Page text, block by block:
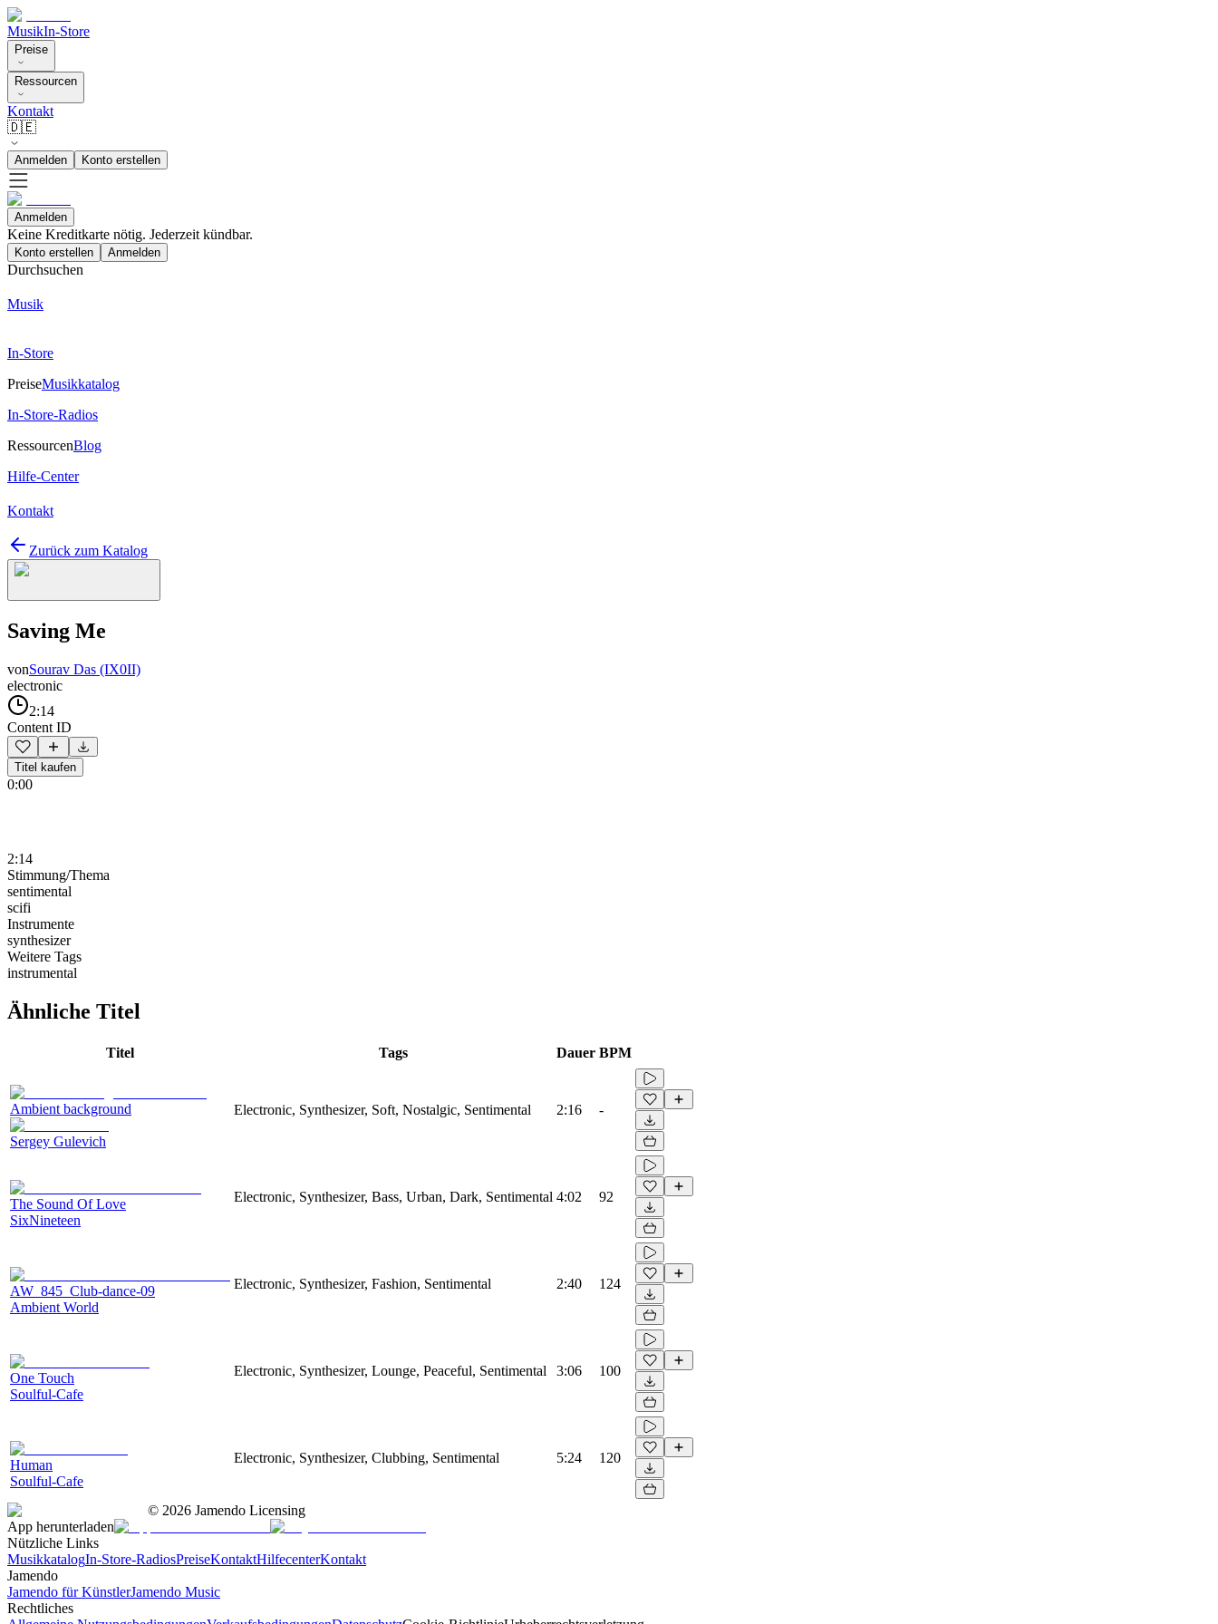
MusikIn-Store
Preise
Ressourcen
Kontakt
🇩🇪
Anmelden Konto erstellen
Anmelden
Keine Kreditkarte nötig. Jederzeit kündbar.
Konto erstellen Anmelden
Durchsuchen
Musik
In-Store
PreiseMusikkatalog
In-Store-Radios
RessourcenBlog
Hilfe-Center
Kontakt
Zurück zum Katalog
Saving Me
vonSourav Das (IX0II)
electronic
2:14
Content ID
Titel kaufen
0:00
2:14
Stimmung/Thema
sentimental
scifi
Instrumente
synthesizer
Weitere Tags
instrumental
Ähnliche Titel
Titel Tags Dauer BPM
Ambient background
Sergey Gulevich
Electronic, Synthesizer, Soft, Nostalgic, Sentimental 2:16 -
The Sound Of Love
SixNineteen
Electronic, Synthesizer, Bass, Urban, Dark, Sentimental 4:02 92
AW_845_Club-dance-09
Ambient World
Electronic, Synthesizer, Fashion, Sentimental 2:40 124
One Touch
Soulful-Cafe
Electronic, Synthesizer, Lounge, Peaceful, Sentimental 3:06 100
Human
Soulful-Cafe
Electronic, Synthesizer, Clubbing, Sentimental 5:24 120
© 2026 Jamendo Licensing
App herunterladen
Nützliche Links
MusikkatalogIn-Store-RadiosPreiseKontaktHilfecenterKontakt
Jamendo
Jamendo für KünstlerJamendo Music
Rechtliches